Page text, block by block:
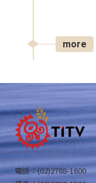
more
電話：(02)2788-1600